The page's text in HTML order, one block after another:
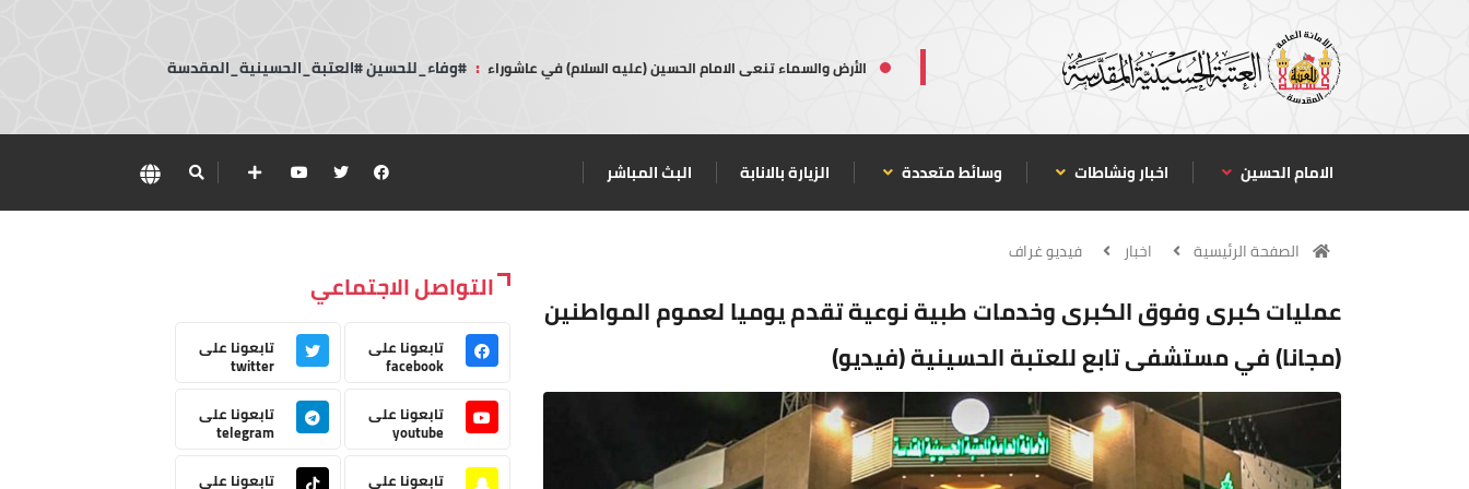
الأرض والسماء تنعى الامام الحسين (عليه السلام) في عاشوراء : #وفاء_للحسين #العتبة_الحسينية_المقدسة
الامام الحسين اخبار ونشاطات وسائط متعددة الزيارة بالانابة البث المباشر
الصفحة الرئيسية اخبار فيديو غراف
عمليات كبرى وفوق الكبرى وخدمات طبية نوعية تقدم يوميا لعموم المواطنين
(مجانا) في مستشفى تابع للعتبة الحسينية (فيديو)
التواصل الاجتماعي
تابعونا على
facebook
تابعونا على
twitter
تابعونا على
youtube
تابعونا على
telegram
تابعونا على
تابعونا على